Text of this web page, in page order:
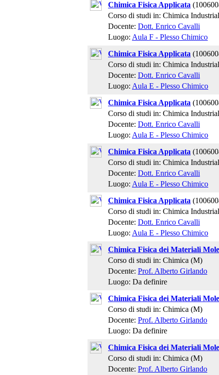
Chimica Fisica Applicata
Corso di studi in: Chimica
Docente: Dott. Enrico Cavalli
Luogo: Aula F - Plesso Chimico
Chimica Fisica Applicata
Corso di studi in: Chimica
Docente: Dott. Enrico Cavalli
Luogo: Aula E - Plesso Chimico
Chimica Fisica Applicata
Corso di studi in: Chimica
Docente: Dott. Enrico Cavalli
Luogo: Aula E - Plesso Chimico
Chimica Fisica Applicata
Corso di studi in: Chimica
Docente: Dott. Enrico Cavalli
Luogo: Aula E - Plesso Chimico
Chimica Fisica Applicata
Corso di studi in: Chimica
Docente: Dott. Enrico Cavalli
Luogo: Aula E - Plesso Chimico
Chimica Fisica dei Materiali
Corso di studi in: Chimica (M)
Docente: Prof. Alberto Girlando
Luogo: Da definire
Chimica Fisica dei Materiali
Corso di studi in: Chimica (M)
Docente: Prof. Alberto Girlando
Luogo: Da definire
Chimica Fisica dei Materiali
Corso di studi in: Chimica (M)
Docente: Prof. Alberto Girlando